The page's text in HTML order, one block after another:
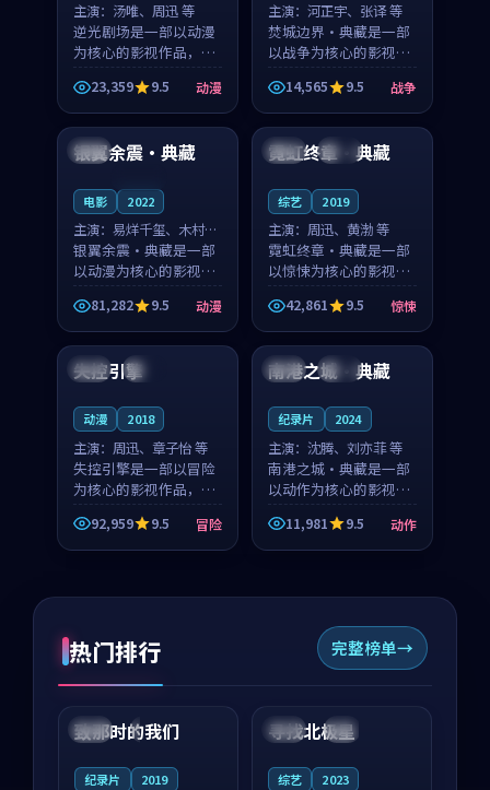
主演： 汤唯、周迅 等
逆光剧场是一部以动漫
为核心的影视作品，围
绕危机、反转与人物成
长展开，整体节奏紧
凑，值得推荐观看。
23,359 9.5 动漫
主演： 河正宇、张译 等
焚城边界·典藏是一部
以战争为核心的影视作
品，围绕危机、反转与
人物成长展开，整体节
奏紧凑，值得推荐观
看。
14,565 9.5 战争
英国
银翼余震·典藏
电影 2022
主演： 易烊千玺、木村拓
哉 等
银翼余震·典藏是一部
以动漫为核心的影视作
品，围绕危机、反转与
人物成长展开，整体节
奏紧凑，值得推荐观
看。
81,282 9.5 动漫
韩国 热播
霓虹终章·典藏
综艺 2019
主演： 周迅、黄渤 等
霓虹终章·典藏是一部
以惊悚为核心的影视作
品，围绕危机、反转与
人物成长展开，整体节
奏紧凑，值得推荐观
看。
42,861 9.5 惊悚
美国 热播
失控引擎
动漫 2018
主演： 周迅、章子怡 等
失控引擎是一部以冒险
为核心的影视作品，围
绕危机、反转与人物成
长展开，整体节奏紧
凑，值得推荐观看。
92,959 9.5 冒险
法国 完结
南港之城·典藏
纪录片 2024
主演： 沈腾、刘亦菲 等
南港之城·典藏是一部
以动作为核心的影视作
品，围绕危机、反转与
人物成长展开，整体节
奏紧凑，值得推荐观
11,981 9.5 动作
热门排行 完整榜单
中国 4K
99:22
致那时的我们
纪录片 2019
中国 4K
99:18
寻找北极星
综艺 2023